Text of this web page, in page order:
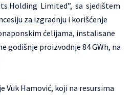
Holding Limited”, sa sjedištem
za izgradnju i korišćenje
ćelijama, instalisane
godišnje proizvodnje 84 GWh, na
Vuk Hamović, koji na resursima